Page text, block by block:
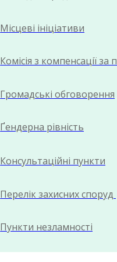
Місцеві ініціативи
Комісія з компенсації
Громадські обговорення
Ґендерна рівність
Консультаційні пункти
Перелік захисних споруд
Пункти незламності